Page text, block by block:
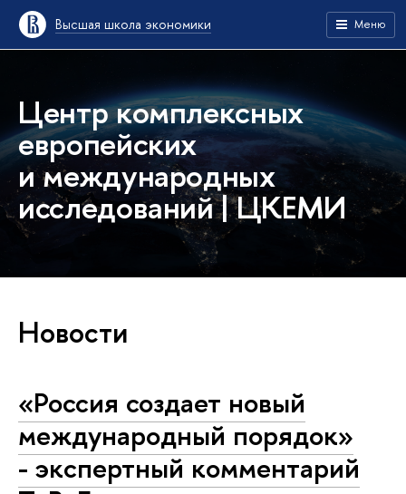
Высшая школа экономики Меню
Центр комплексных
европейских
и международных
исследований | ЦКЕМИ
Новости
«Россия создает новый
международный порядок»
- экспертный комментарий